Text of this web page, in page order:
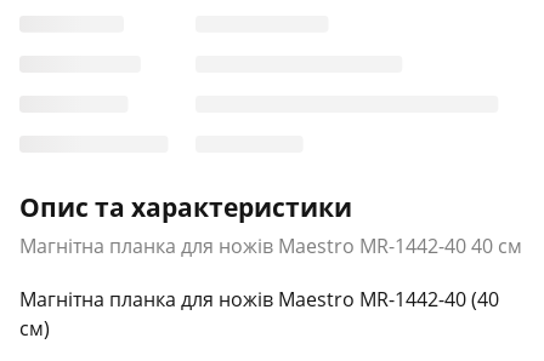
Опис та характеристики
Магнітна планка для ножів Maestro MR-1442-40 40 см
Магнітна планка для ножів Maestro MR-1442-40 (40
см)